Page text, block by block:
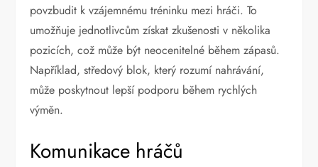
povzbudit k vzájemnému tréninku mezi hráči. To
umožňuje jednotlivcům získat zkušenosti v několika
pozicích, což může být neocenitelné během zápasů.
Například, středový blok, který rozumí nahrávání,
může poskytnout lepší podporu během rychlých
výměn.
Komunikace hráčů